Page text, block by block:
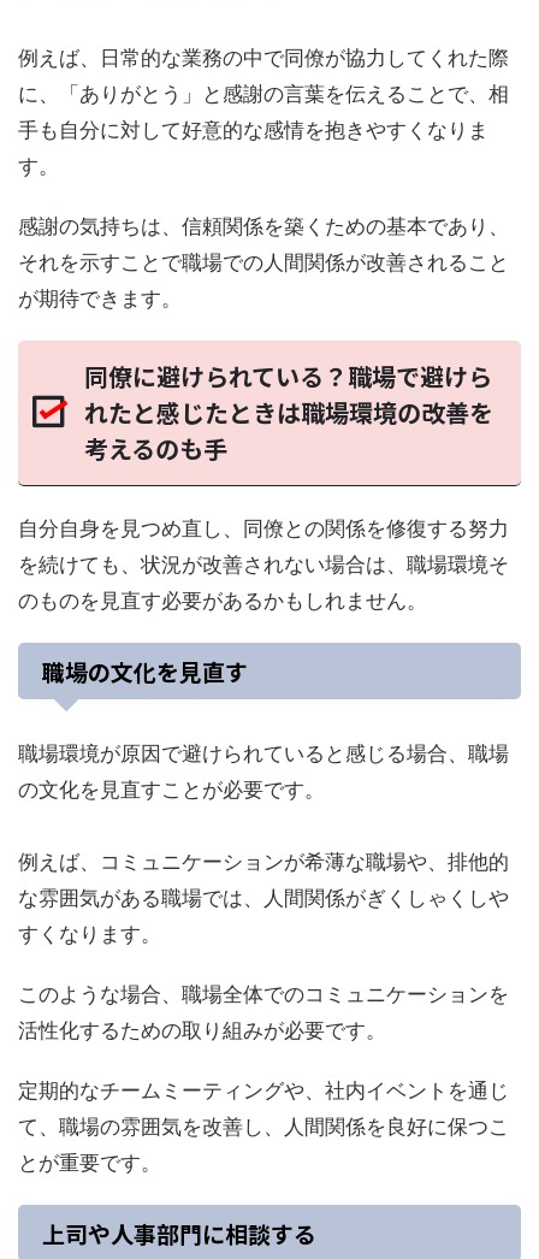
例えば、日常的な業務の中で同僚が協力してくれた際
に、「ありがとう」と感謝の言葉を伝えることで、相
手も自分に対して好意的な感情を抱きやすくなりま
す。
感謝の気持ちは、信頼関係を築くための基本であり、
それを示すことで職場での人間関係が改善されること
が期待できます。
同僚に避けられている？職場で避けら
れたと感じたときは職場環境の改善を
考えるのも手
自分自身を見つめ直し、同僚との関係を修復する努力
を続けても、状況が改善されない場合は、職場環境そ
のものを見直す必要があるかもしれません。
職場の文化を見直す
職場環境が原因で避けられていると感じる場合、職場
の文化を見直すことが必要です。
例えば、コミュニケーションが希薄な職場や、排他的
な雰囲気がある職場では、人間関係がぎくしゃくしや
すくなります。
このような場合、職場全体でのコミュニケーションを
活性化するための取り組みが必要です。
定期的なチームミーティングや、社内イベントを通じ
て、職場の雰囲気を改善し、人間関係を良好に保つこ
とが重要です。
上司や人事部門に相談する